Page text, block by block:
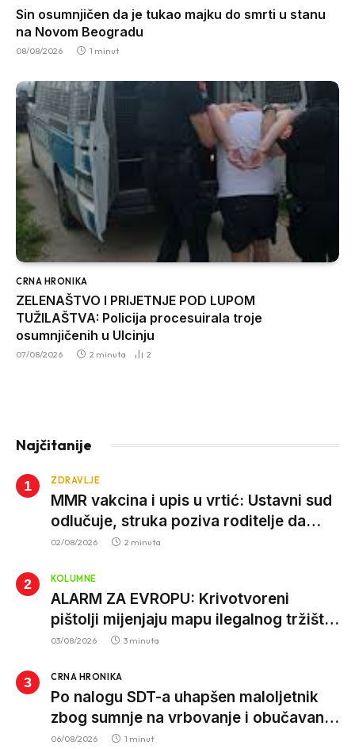
Sin osumnjičen da je tukao majku do smrti u stanu
na Novom Beogradu
08/08/2026 1 minut
CRNA HRONIKA
ZELENAŠTVO I PRIJETNJE POD LUPOM
TUŽILAŠTVA: Policija procesuirala troje
osumnjičenih u Ulcinju
07/08/2026 2 minuta 2
Najčitanije
ZDRAVLJE
MMR vakcina i upis u vrtić: Ustavni sud
odlučuje, struka poziva roditelje da
vjeruju nauci
02/08/2026 2 minuta
KOLUMNE
ALARM ZA EVROPU: Krivotvoreni
pištolji mijenjaju mapu ilegalnog tržišta,
istrage ukazuju na proizvodnju van EU
03/08/2026 3 minuta
CRNA HRONIKA
Po nalogu SDT-a uhapšen maloljetnik
zbog sumnje na vrbovanje i obučavanje
za izvršenje terorističkih djela
06/08/2026 1 minut